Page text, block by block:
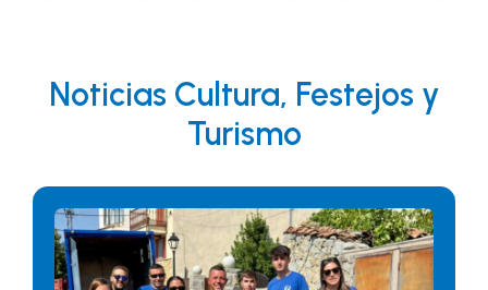
Noticias Cultura, Festejos y
Turismo